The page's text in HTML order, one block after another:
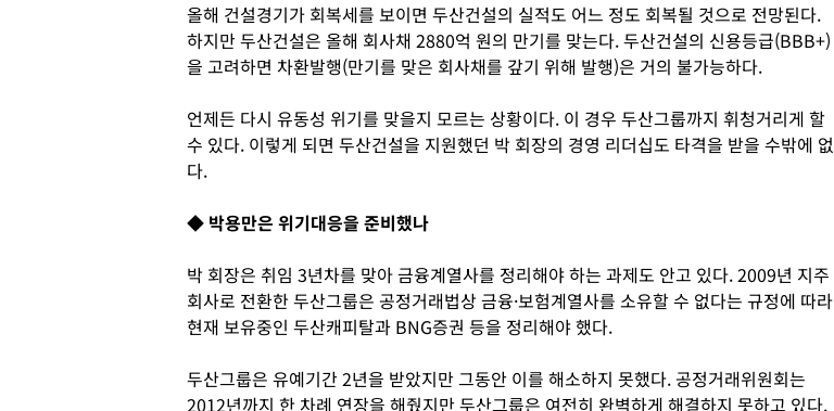
올해 건설경기가 회복세를 보이면 두산건설의 실적도 어느 정도 회복될 것으로 전망된다.
하지만 두산건설은 올해 회사채 2880억 원의 만기를 맞는다. 두산건설의 신용등급(BBB+)
을 고려하면 차환발행(만기를 맞은 회사채를 갚기 위해 발행)은 거의 불가능하다.
언제든 다시 유동성 위기를 맞을지 모르는 상황이다. 이 경우 두산그룹까지 휘청거리게 할
수 있다. 이렇게 되면 두산건설을 지원했던 박 회장의 경영 리더십도 타격을 받을 수밖에 없
다.
◆ 박용만은 위기대응을 준비했나
박 회장은 취임 3년차를 맞아 금융계열사를 정리해야 하는 과제도 안고 있다. 2009년 지주
회사로 전환한 두산그룹은 공정거래법상 금융·보험계열사를 소유할 수 없다는 규정에 따라
현재 보유중인 두산캐피탈과 BNG증권 등을 정리해야 했다.
두산그룹은 유예기간 2년을 받았지만 그동안 이를 해소하지 못했다. 공정거래위원회는
2012년까지 한 차례 연장을 해줬지만 두산그룹은 여전히 완벽하게 해결하지 못하고 있다.